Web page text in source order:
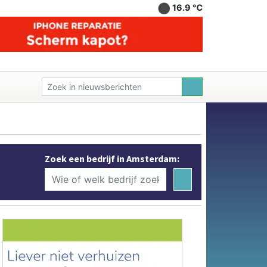
16.9 ℃
Zoek een bedrijf in Amsterdam: